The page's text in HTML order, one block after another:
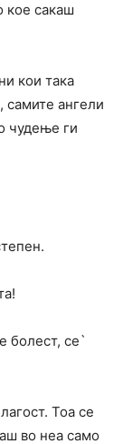
кое сакаш
кои така
самите ангели
чудење ги
болест, се`
Тоа се
во неа само